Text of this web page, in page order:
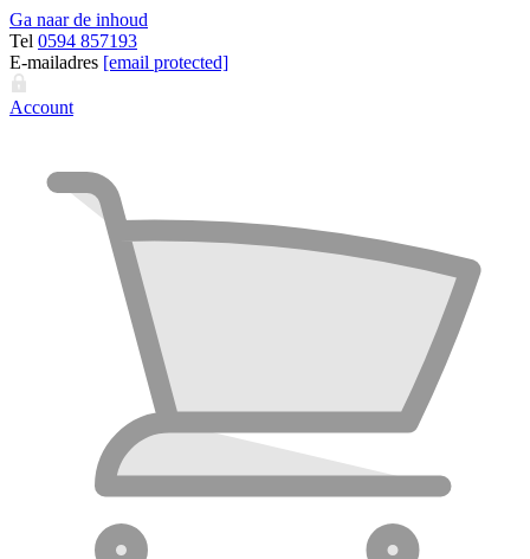
Ga naar de inhoud
Tel 0594 857193
E-mailadres [email protected]
Account